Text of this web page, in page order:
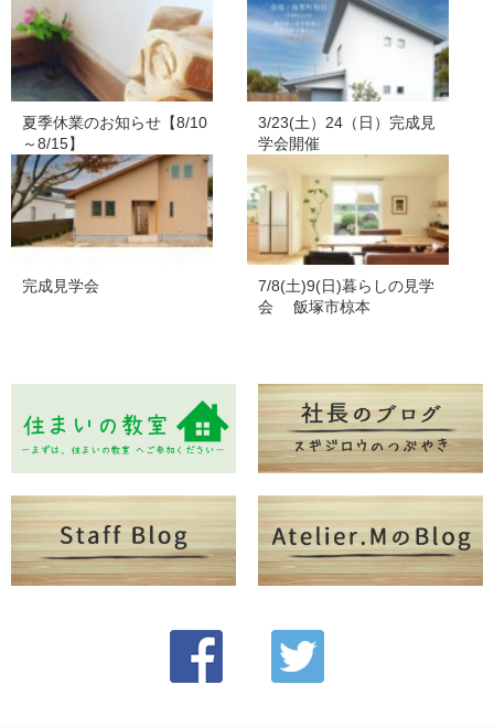
夏季休業のお知らせ【8/10
～8/15】
3/23(土）24（日）完成見
学会開催
完成見学会
7/8(土)9(日)暮らしの見学
会 飯塚市椋本